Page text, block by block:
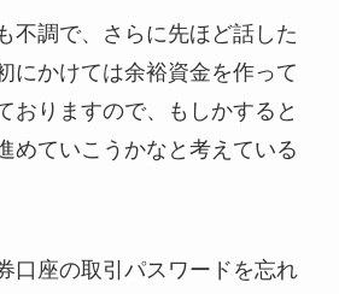
不調で、さらに先ほど話した
にかけては余裕資金を作って
おりますので、もしかすると
めていこうかなと考えている
口座の取引パスワードを忘れ